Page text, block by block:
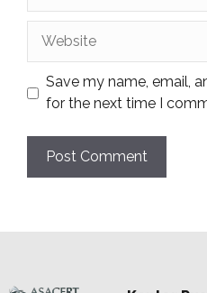
Save my name, email,
for the next time I